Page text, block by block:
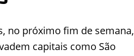
no próximo fim de semana,
capitais como São